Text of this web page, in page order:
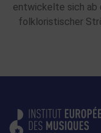
entwickelte sich ab
folkloristischer